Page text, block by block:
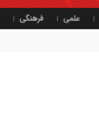
علمی فرهنگی